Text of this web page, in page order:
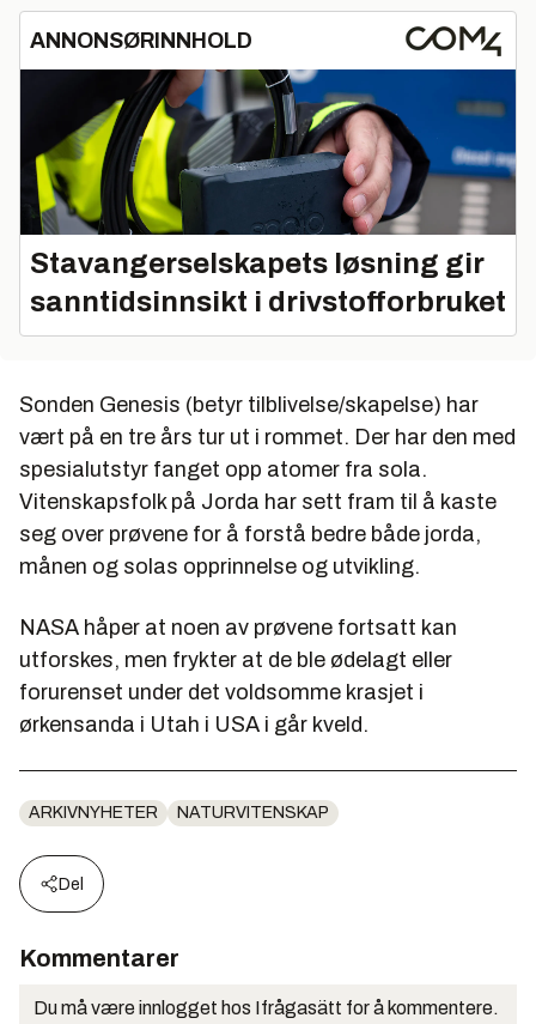
ANNONSØRINNHOLD
Stavangerselskapets løsning gir
sanntidsinnsikt i drivstofforbruket
Sonden Genesis (betyr tilblivelse/skapelse) har
vært på en tre års tur ut i rommet. Der har den med
spesialutstyr fanget opp atomer fra sola.
Vitenskapsfolk på Jorda har sett fram til å kaste
seg over prøvene for å forstå bedre både jorda,
månen og solas opprinnelse og utvikling.
NASA håper at noen av prøvene fortsatt kan
utforskes, men frykter at de ble ødelagt eller
forurenset under det voldsomme krasjet i
ørkensanda i Utah i USA i går kveld.
ARKIVNYHETER NATURVITENSKAP
Del
Kommentarer
Du må være innlogget hos Ifrågasätt for å kommentere.